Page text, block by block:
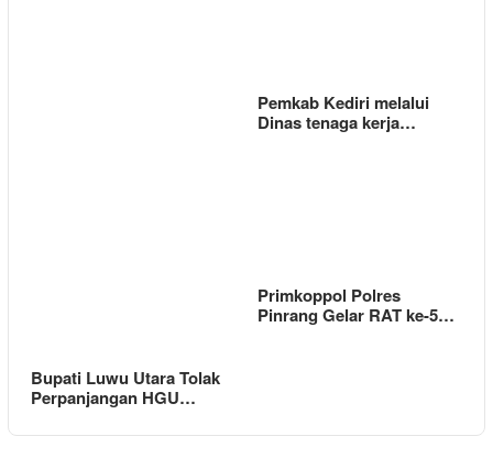
Pemkab Kediri melalui
Dinas tenaga kerja…
Bupati Luwu Utara Tolak
Perpanjangan HGU…
Primkoppol Polres
Pinrang Gelar RAT ke-5…